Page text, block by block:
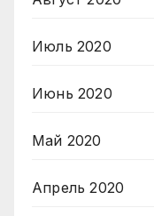
Июль 2020
Июнь 2020
Май 2020
Апрель 2020